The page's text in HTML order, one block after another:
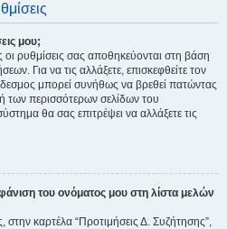
μου;
οι ρυθμίσεις σας αποθηκεύονται στη βάση
Για να τις αλλάξετε, επισκεφθείτε τον
μπορεί συνήθως να βρεθεί πατώντας
περισσότερων σελίδων του
θα σας επιτρέψει να αλλάξετε τις
του ονόματος μου στη λίστα μελών
καρτέλα “Προτιμήσεις Δ. Συζήτησης”,